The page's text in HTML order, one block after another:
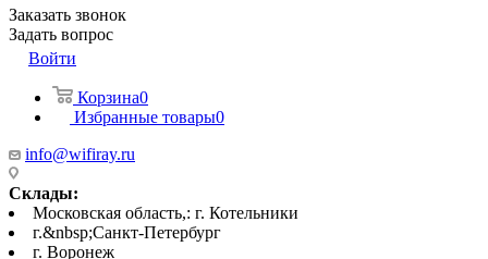
Заказать звонок
Задать вопрос
Войти
Корзина0
Избранные товары0
info@wifiray.ru
Склады:
Московская область,: г. Котельники
г.&nbsp;Санкт-Петербург
г. Воронеж